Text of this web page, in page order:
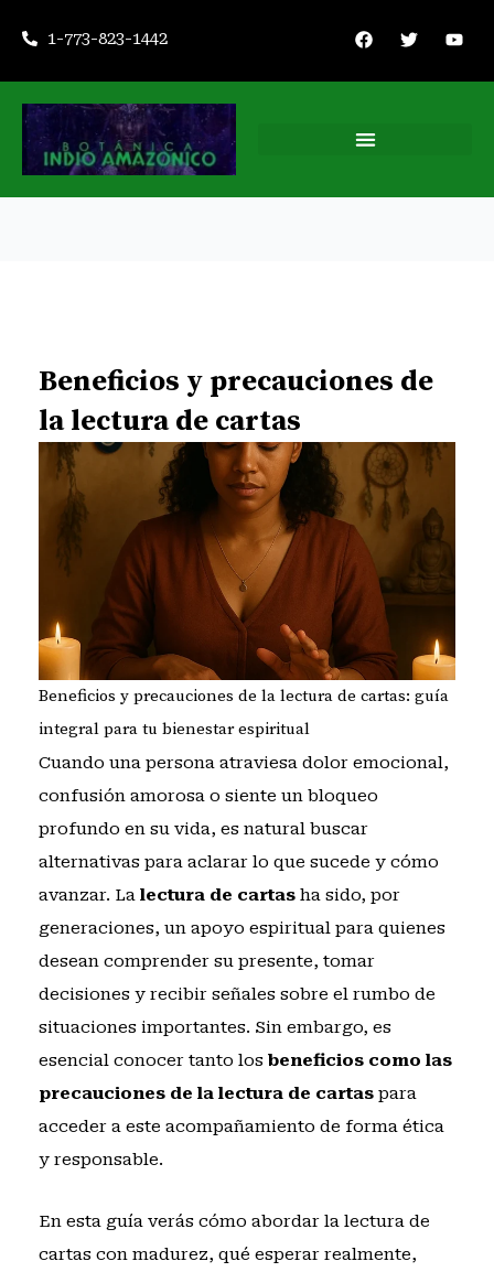
contenido
1-773-823-1442
F
a
e
o
k
T
w
t
Y
o
t
Beneficios y precauciones de
la lectura de cartas
Beneficios y precauciones de la lectura de cartas: guía
integral para tu bienestar espiritual
Cuando una persona atraviesa dolor emocional,
confusión amorosa o siente un bloqueo
profundo en su vida, es natural buscar
alternativas para aclarar lo que sucede y cómo
avanzar. La lectura de cartasha sido, por
generaciones, un apoyo espiritual para quienes
desean comprender su presente, tomar
decisiones y recibir señales sobre el rumbo de
situaciones importantes. Sin embargo, es
esencial conocer tanto los beneficios como las
precauciones de la lectura de cartaspara
acceder a este acompañamiento de forma ética
y responsable.
En esta guía verás cómo abordar la lectura de
cartas con madurez, qué esperar realmente,